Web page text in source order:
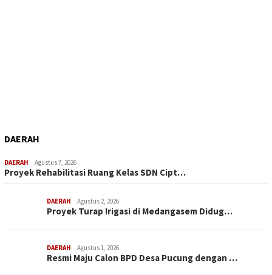
DAERAH
DAERAH Agustus 7, 2026
Proyek Rehabilitasi Ruang Kelas SDN Cipt…
DAERAH Agustus 2, 2026
Proyek Turap Irigasi di Medangasem Didug…
DAERAH Agustus 1, 2026
Resmi Maju Calon BPD Desa Pucung dengan …